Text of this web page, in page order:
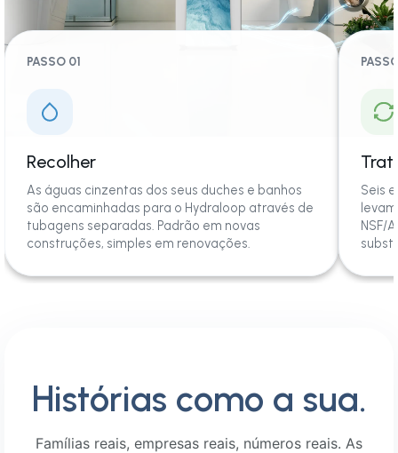
PASSO 01
Recolher
As águas cinzentas dos seus duches e banhos
são encaminhadas para o Hydraloop através de
tubagens separadas. Padrão em novas
construções, simples em renovações.
Seis
NSF/
Histórias como a sua.
Famílias reais, empresas reais, números reais. As